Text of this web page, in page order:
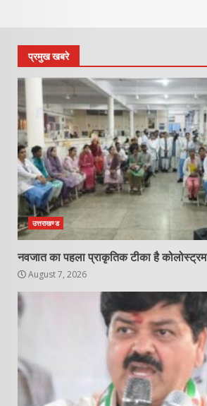
प्रमुख खबरे
उत्तराखण्ड
नवजात का पहला प्राकृतिक टीका है कोलोस्ट्रम
August 7, 2026